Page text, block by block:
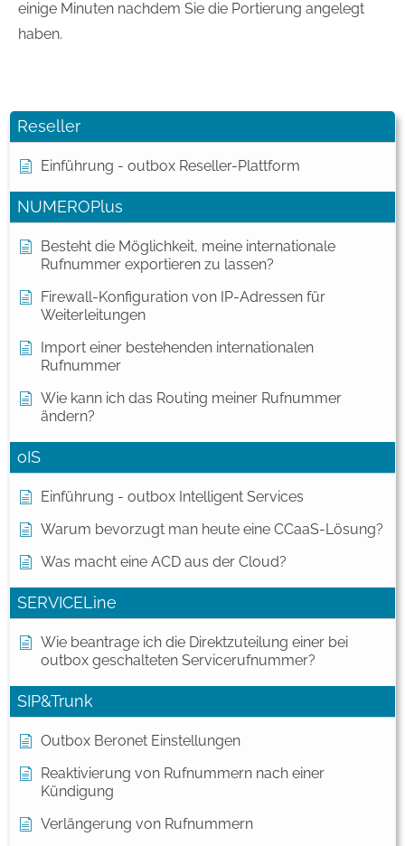
Reseller
Einführung - outbox Reseller-Plattform
NUMEROPlus
Besteht die Möglichkeit, meine internationale
Rufnummer exportieren zu lassen?
Firewall-Konfiguration von IP-Adressen für
Weiterleitungen
Import einer bestehenden internationalen
Rufnummer
Wie kann ich das Routing meiner Rufnummer
ändern?
oIS
Einführung - outbox Intelligent Services
Warum bevorzugt man heute eine CCaaS-Lösung?
Was macht eine ACD aus der Cloud?
SERVICELine
Wie beantrage ich die Direktzuteilung einer bei
outbox geschalteten Servicerufnummer?
SIP&Trunk
Outbox Beronet Einstellungen
Reaktivierung von Rufnummern nach einer
Kündigung
Verlängerung von Rufnummern
einige Minuten nachdem Sie die Portierung angelegt
haben.